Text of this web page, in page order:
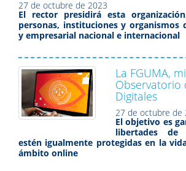
27 de octubre de 2023
El rector presidirá esta
personas, instituciones y organismos
y empresarial nacional e internacional
La FGUMA,
Observatorio
Digitales
27 de octubre de
El objetivo es
libertades de
estén igualmente protegidas en la
ámbito online